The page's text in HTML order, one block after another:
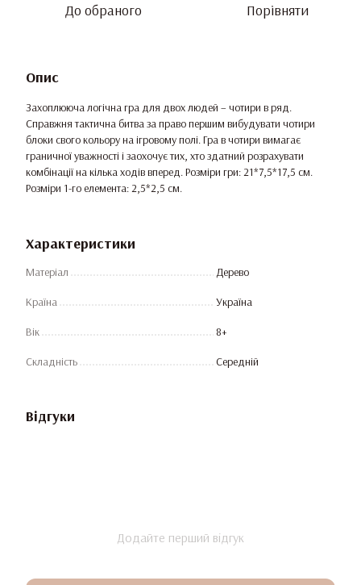
До обраного Порівняти
Опис
Захоплююча логічна гра для двох людей – чотири в ряд.
Справжня тактична битва за право першим вибудувати чотири
блоки свого кольору на ігровому полі. Гра в чотири вимагає
граничної уважності і заохочує тих, хто здатний розрахувати
комбінації на кілька ходів вперед. Розміри гри: 21*7,5*17,5 см.
Розміри 1-го елемента: 2,5*2,5 см.
Характеристики
Матеріал Дерево
Країна Україна
Вік 8+
Складність Середній
Відгуки
Додайте перший відгук